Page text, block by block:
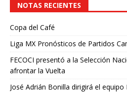
NOTAS RECIENTES
Copa del Café
Liga MX Pronósticos de Partidos
FECOCI presentó a la Selección
afrontar la Vuelta
José Adrián Bonilla dirigirá el